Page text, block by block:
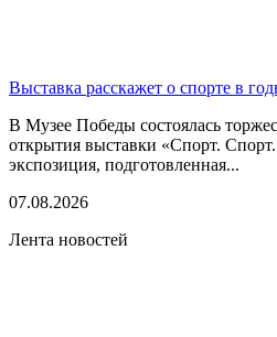
Выставка расскажет о спорте в
В Музее Победы состоялась
открытия выставки «Спорт.
экспозиция, подготовленная...
07.08.2026
Лента новостей